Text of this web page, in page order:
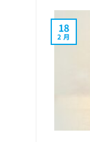
18
2 月